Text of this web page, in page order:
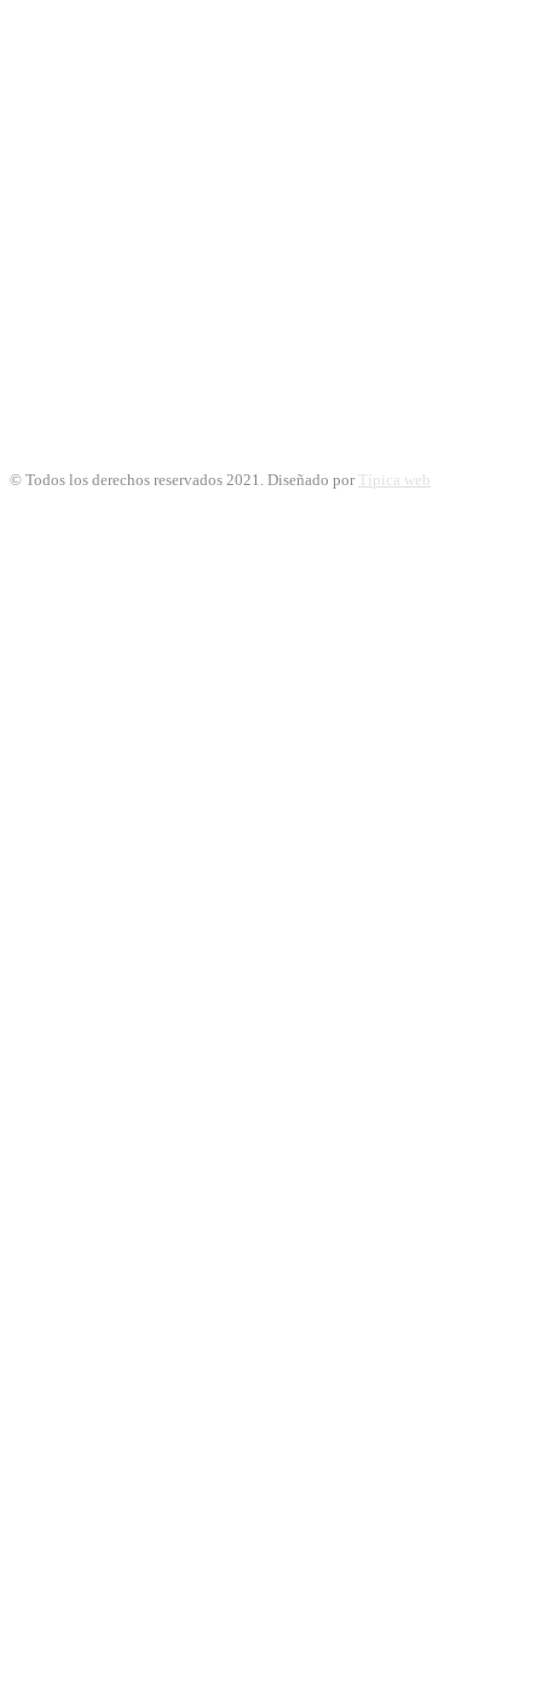
© Todos los derechos reservados 2021. Diseñado por Típica web